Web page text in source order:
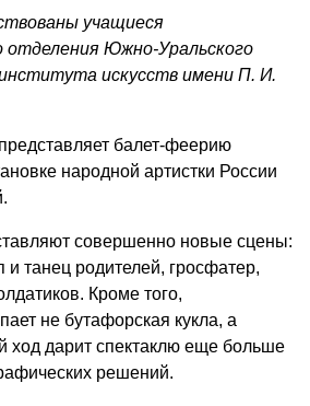
учащиеся
отделения Южно-Уральского
искусств имени П. И.
балет-феерию
народной артистки России
совершенно новые сцены:
и танец родителей, гросфатер,
Кроме того,
не бутафорская кукла, а
ход дарит спектаклю еще больше
решений.